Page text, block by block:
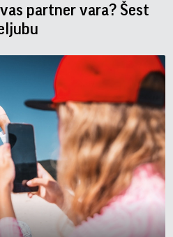
partner vara? Šest